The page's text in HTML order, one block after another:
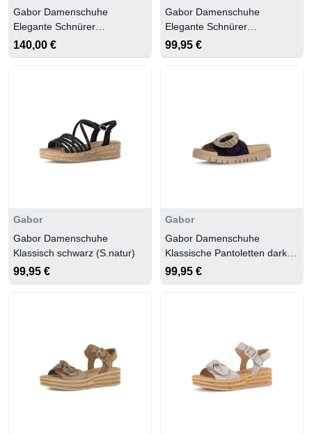
Gabor Damenschuhe
Elegante Schnürer
weiss/jeans/silber
140,00 €
Gabor Damenschuhe
Elegante Schnürer
heaven/weiss
99,95 €
Gabor
Gabor Damenschuhe
Klassisch schwarz (S.natur)
99,95 €
Gabor
Gabor Damenschuhe
Klassische Pantoletten dark
blue
99,95 €